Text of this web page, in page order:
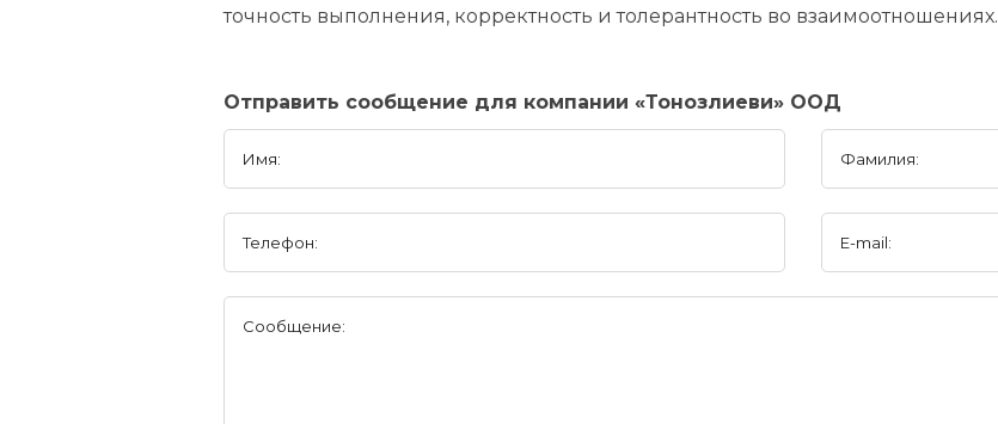
точность выполнения, корректность и толерантность во взаимоотношениях.
Отправить сообщение для компании «Тонозлиеви» ООД
Имя: Фамилия:
Телефон: E-mail:
Сообщение: